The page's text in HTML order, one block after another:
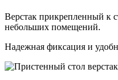
Верстак прикрепленный к
небольших помещений.
Надежная фиксация и